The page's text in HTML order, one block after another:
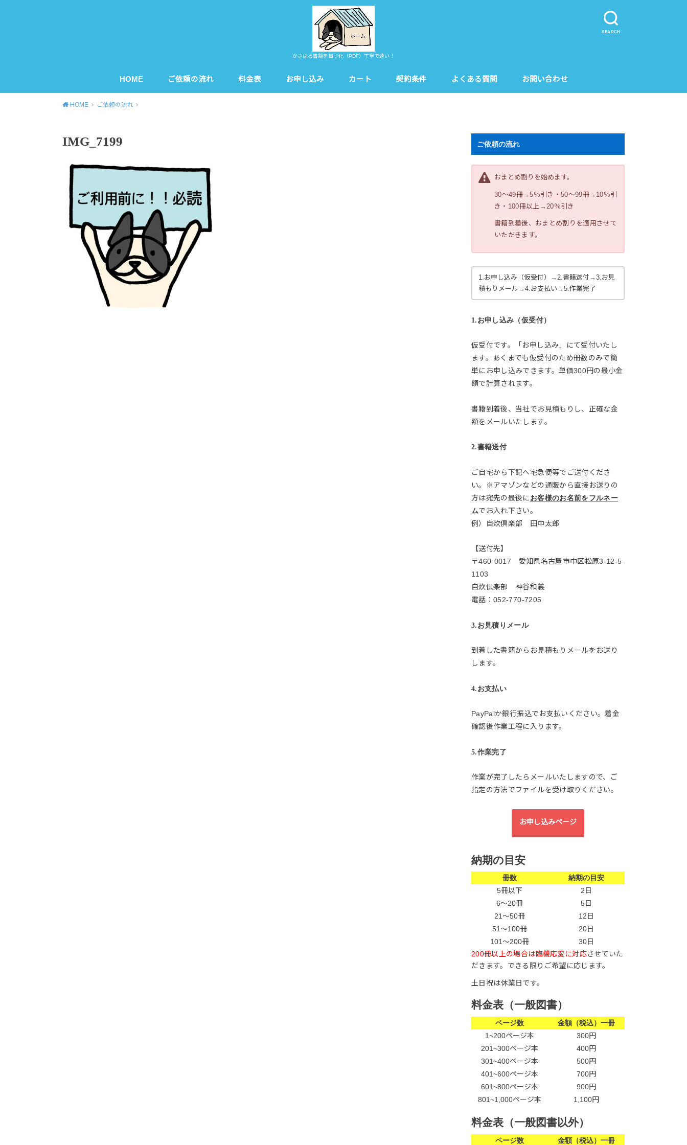
SEARCH
かさばる書籍を電子化（PDF）丁寧で速い！
HOME ご依頼の流れ 料金表 お申し込み カート 契約条件 よくある質問 お問い合わせ
HOME ご依頼の流れ
IMG_7199 ご依頼の流れ
おまとめ割りを始めます。
30～49冊→5％引き・50～99冊→10％引
き・100冊以上→20％引き
書籍到着後、おまとめ割りを適用させて
いただきます。
1.お申し込み（仮受付）→2.書籍送付→3.お見
積もりメール→4.お支払い→5.作業完了
1.お申し込み（仮受付）
仮受付です。「お申し込み」にて受付いたし
ます。あくまでも仮受付のため冊数のみで簡
単にお申し込みできます。単価300円の最小金
額で計算されます。
書籍到着後、当社でお見積もりし、正確な金
額をメールいたします。
2.書籍送付
ご自宅から下記へ宅急便等でご送付くださ
い。※アマゾンなどの通販から直接お送りの
方は宛先の最後に お客様のお名前をフルネー
ムでお入れ下さい。
例）自炊倶楽部 田中太郎
【送付先】
〒460-0017 愛知県名古屋市中区松原3-12-5-
1103
自炊倶楽部 神谷和義
電話：052-770-7205
3.お見積りメール
到着した書籍からお見積もりメールをお送り
します。
4.お支払い
PayPalか銀行振込でお支払いください。着金
確認後作業工程に入ります。
5.作業完了
作業が完了したらメールいたしますので、ご
指定の方法でファイルを受け取りください。
お申し込みページ
納期の目安
冊数 納期の目安
5冊以下
2日
6〜20冊
5日
21〜50冊
12日
51〜100冊
20日
101〜200冊
30日
200冊以上の場合は臨機応変に対応させていた
だきます。できる限りご希望に応じます。
土日祝は休業日です。
料金表（一般図書）
ページ数 金額（税込）一冊
1~200ページ本
300円
201~300ページ本
400円
301~400ページ本
500円
401~600ページ本
700円
601~800ページ本
900円
801~1,000ページ本
1,100円
料金表（一般図書以外）
ページ数 金額（税込）一冊